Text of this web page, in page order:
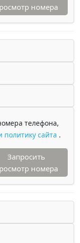
номера
телефона,
политику сайта .
Запросить
номера